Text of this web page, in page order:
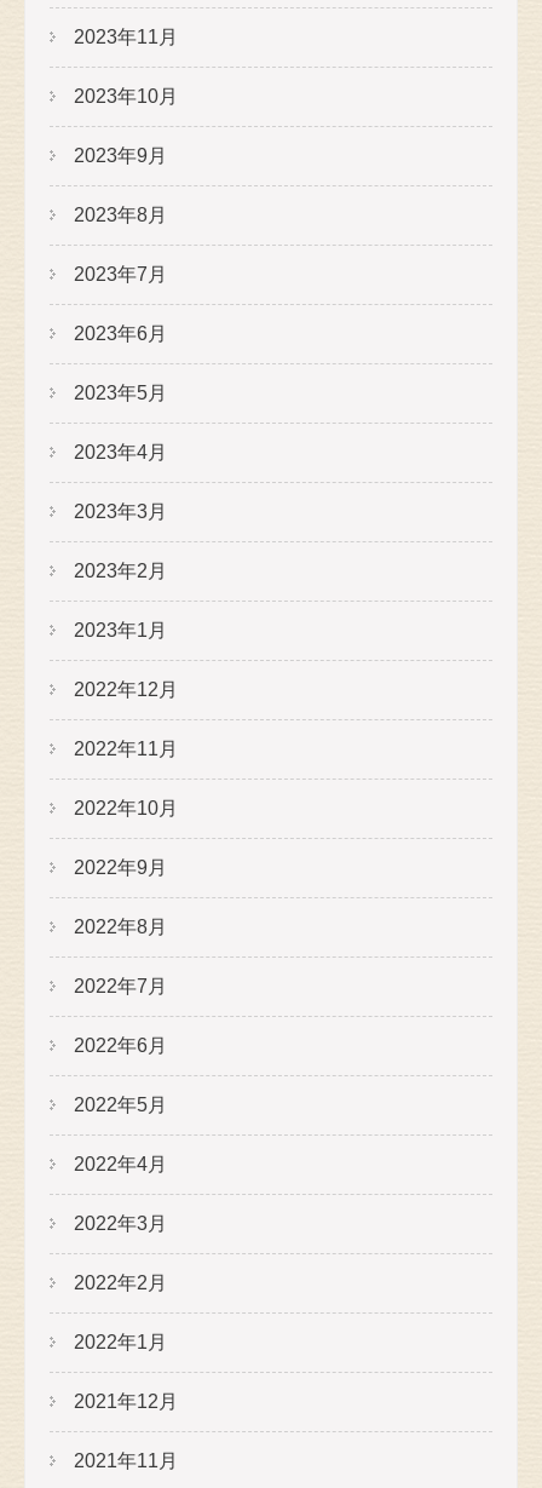
2023年11月
2023年10月
2023年9月
2023年8月
2023年7月
2023年6月
2023年5月
2023年4月
2023年3月
2023年2月
2023年1月
2022年12月
2022年11月
2022年10月
2022年9月
2022年8月
2022年7月
2022年6月
2022年5月
2022年4月
2022年3月
2022年2月
2022年1月
2021年12月
2021年11月